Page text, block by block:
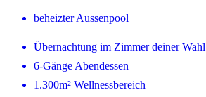
beheizter Aussenpool
Übernachtung im Zimmer deiner Wahl
6-Gänge Abendessen
1.300m² Wellnessbereich